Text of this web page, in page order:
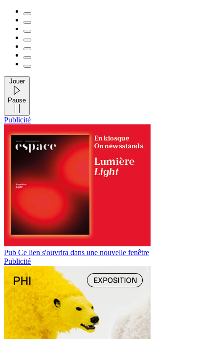
Jouer
Pause
Publicité
Pub Ce lien s'ouvrira dans une nouvelle fenêtre
Publicité